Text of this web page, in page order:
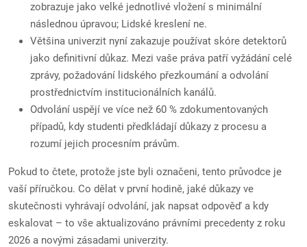
zobrazuje jako velké jednotlivé vložení s minimální
následnou úpravou; Lidské kreslení ne.
Většina univerzit nyní zakazuje používat skóre detektorů
jako definitivní důkaz. Mezi vaše práva patří vyžádání celé
zprávy, požadování lidského přezkoumání a odvolání
prostřednictvím institucionálních kanálů.
Odvolání uspějí ve více než 60 % zdokumentovaných
případů, kdy studenti předkládají důkazy z procesu a
rozumí jejich procesním právům.
Pokud to čtete, protože jste byli označeni, tento průvodce je
vaší příručkou. Co dělat v první hodině, jaké důkazy ve
skutečnosti vyhrávají odvolání, jak napsat odpověď a kdy
eskalovat – to vše aktualizováno právními precedenty z roku
2026 a novými zásadami univerzity.